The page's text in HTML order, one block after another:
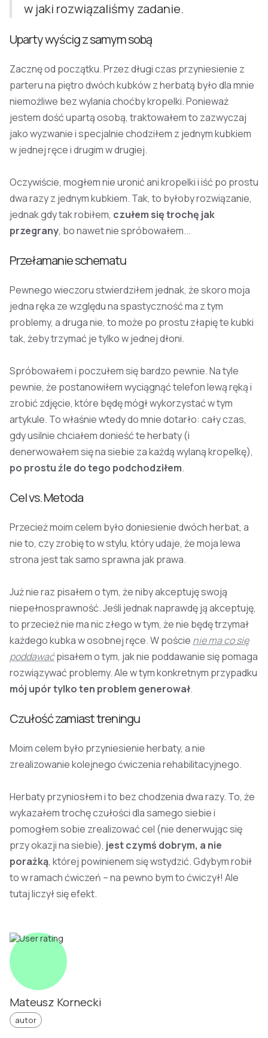
w jaki rozwiązaliśmy zadanie.
Uparty wyścig z samym sobą
Zacznę od początku. Przez długi czas przyniesienie z
parteru na piętro dwóch kubków z herbatą było dla mnie
niemożliwe bez wylania choćby kropelki. Ponieważ
jestem dość upartą osobą, traktowałem to zazwyczaj
jako wyzwanie i specjalnie chodziłem z jednym kubkiem
w jednej ręce i drugim w drugiej.
Oczywiście, mogłem nie uronić ani kropelki i iść po prostu
dwa razy z jednym kubkiem. Tak, to byłoby rozwiązanie,
jednak gdy tak robiłem, czułem się trochę jak
przegrany, bo nawet nie spróbowałem...
Przełamanie schematu
Pewnego wieczoru stwierdziłem jednak, że skoro moja
jedna ręka ze względu na spastyczność ma z tym
problemy, a druga nie, to może po prostu złapię te kubki
tak, żeby trzymać je tylko w jednej dłoni.
Spróbowałem i poczułem się bardzo pewnie. Na tyle
pewnie, że postanowiłem wyciągnąć telefon lewą ręką i
zrobić zdjęcie, które będę mógł wykorzystać w tym
artykule. To właśnie wtedy do mnie dotarło: cały czas,
gdy usilnie chciałem donieść te herbaty (i
denerwowałem się na siebie za każdą wylaną kropelkę),
po prostu źle do tego podchodziłem.
Cel vs. Metoda
Przecież moim celem było doniesienie dwóch herbat, a
nie to, czy zrobię to w stylu, który udaje, że moja lewa
strona jest tak samo sprawna jak prawa.
Już nie raz pisałem o tym, że niby akceptuję swoją
niepełnosprawność. Jeśli jednak naprawdę ją akceptuję,
to przecież nie ma nic złego w tym, że nie będę trzymał
każdego kubka w osobnej ręce. W poście nie ma co się
poddawaćpisałem o tym, jak nie poddawanie się pomaga
rozwiązywać problemy. Ale w tym konkretnym przypadku
mój upór tylko ten problem generował.
Czułość zamiast treningu
Moim celem było przyniesienie herbaty, a nie
zrealizowanie kolejnego ćwiczenia rehabilitacyjnego.
Herbaty przyniosłem i to bez chodzenia dwa razy. To, że
wykazałem trochę czułości dla samego siebie i
pomogłem sobie zrealizować cel (nie denerwując się
przy okazji na siebie), jest czymś dobrym, a nie
porażką, której powinienem się wstydzić. Gdybym robił
to w ramach ćwiczeń – na pewno bym to ćwiczył! Ale
tutaj liczył się efekt.
Mateusz Kornecki
autor